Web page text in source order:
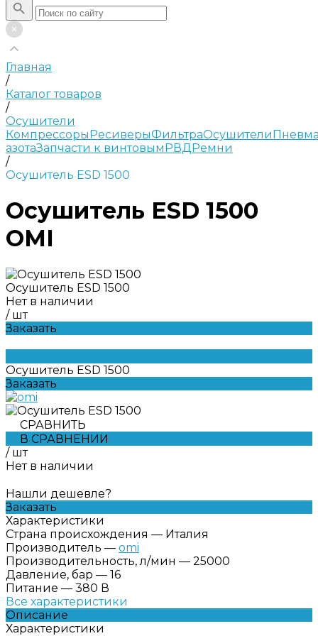
Главная
/
Каталог товаров
/
Осушители
КомпрессорыРесиверыФильтраОсушители
азотаЗапчасти к винтовымРВДРемни
/
Осушитель ESD 1500
Осушитель ESD 1500
OMI
Осушитель ESD 1500
Нет в наличии
/ шт
Заказать
Осушитель ESD 1500
Заказать
СРАВНИТЬ
В СРАВНЕНИИ
/ шт
Нет в наличии
Нашли дешевле?
Заказать
Характеристики
Страна происхождения — Италия
Производитель — omi
Производительность, л/мин — 25000
Давление, бар — 16
Питание — 380 В
Все характеристики
Описание
Характеристики